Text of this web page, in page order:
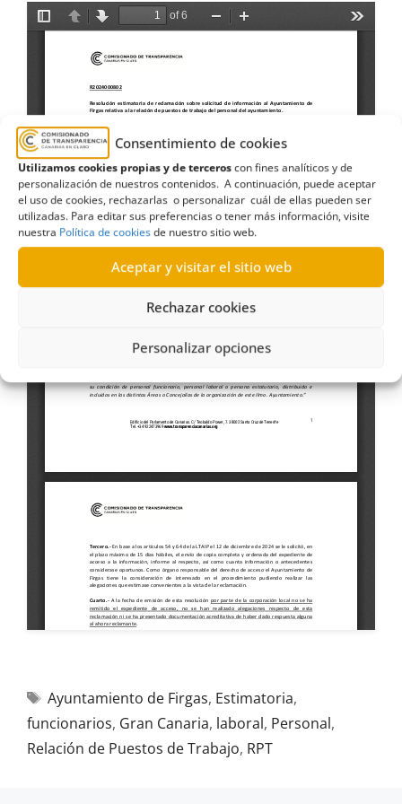
Consentimiento de cookies
Utilizamos cookies propias y de terceroscon fines analíticos y de
personalización de nuestros contenidos. A continuación, puede aceptar
el uso de cookies, rechazarlas o personalizar cuál de ellas pueden ser
utilizadas. Para editar sus preferencias o tener más información, visite
nuestra Política de cookiesde nuestro sitio web.
Aceptar y visitar el sitio web
Rechazar cookies
Personalizar opciones
Ayuntamiento de Firgas, Estimatoria,
funcionarios, Gran Canaria, laboral, Personal,
Relación de Puestos de Trabajo, RPT